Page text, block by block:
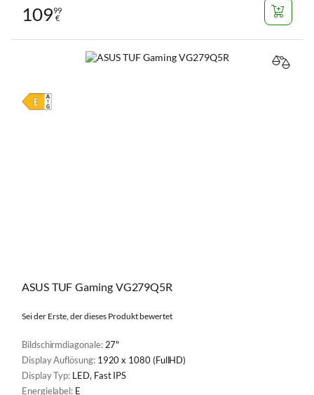
10999
€
ASUS TUF Gaming VG279Q5R
Sei der Erste, der dieses Produkt bewertet
Bildschirmdiagonale: 27"
Display Auflösung: 1920 x 1080 (FullHD)
Display Typ: LED, Fast IPS
Energielabel: E